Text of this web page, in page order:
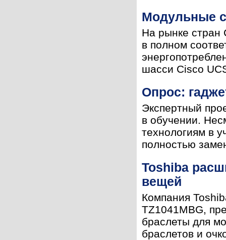
Модульные
На рынке стран
в полном
шасси Cisco
Опрос:
Экспертный
в обучении.
технологиям в
полностью
Toshiba
вещей
Компания
TZ1041MBG,
браслеты для
браслетов и